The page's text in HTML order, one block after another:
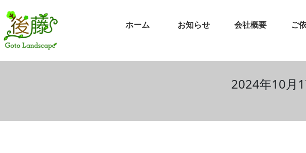
ホーム お知らせ 会社概要 ご
2024年10月